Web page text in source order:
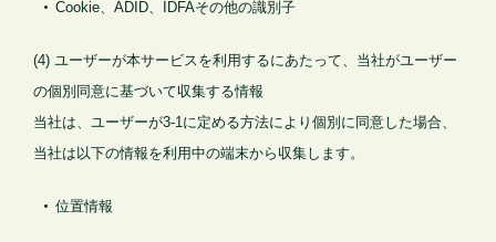
Cookie、ADID、IDFAその他の識別子
(4) ユーザーが本サービスを利用するにあたって、当社がユーザー
の個別同意に基づいて収集する情報
当社は、ユーザーが3-1に定める方法により個別に同意した場合、
当社は以下の情報を利用中の端末から収集します。
位置情報